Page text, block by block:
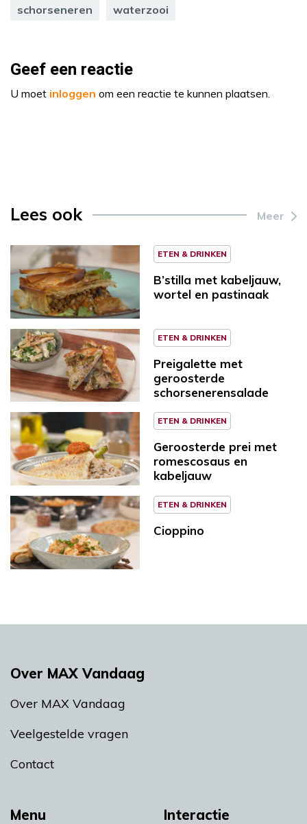
schorseneren waterzooi
Geef een reactie
U moet inloggen om een reactie te kunnen plaatsen.
Lees ook Meer
ETEN & DRINKEN
B’stilla met kabeljauw,
wortel en pastinaak
ETEN & DRINKEN
Preigalette met
geroosterde
schorsenerensalade
ETEN & DRINKEN
Geroosterde prei met
romescosaus en
kabeljauw
ETEN & DRINKEN
Cioppino
Menu Interactie
Over MAX Vandaag
Over MAX Vandaag
Veelgestelde vragen
Contact